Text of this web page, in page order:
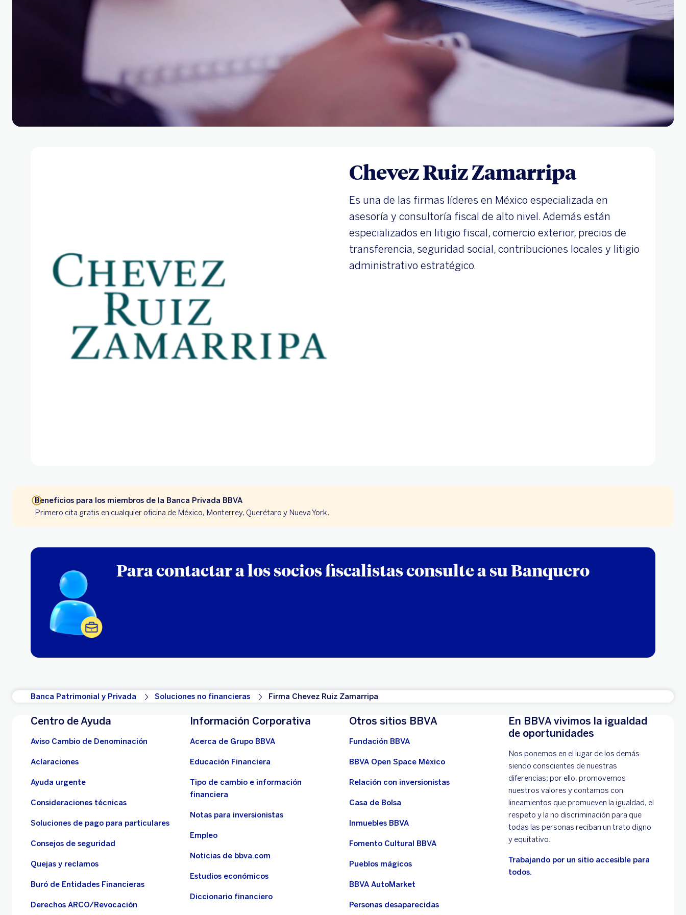
Chevez Ruiz Zamarripa
Es una de las firmas líderes en México especializada en
asesoría y consultoría fiscal de alto nivel. Además están
especializados en litigio fiscal, comercio exterior, precios de
transferencia, seguridad social, contribuciones locales y litigio
administrativo estratégico.
Beneficios para los miembros de la Banca Privada BBVA
Primero cita gratis en cualquier oficina de México, Monterrey, Querétaro y Nueva York.
Para contactar a los socios fiscalistas consulte a su Banquero
Banca Patrimonial y Privada Soluciones no financieras Firma Chevez Ruiz Zamarripa
Centro de Ayuda
Aviso Cambio de Denominación
Aclaraciones
Ayuda urgente
Consideraciones técnicas
Soluciones de pago para particulares
Consejos de seguridad
Quejas y reclamos
Buró de Entidades Financieras
Derechos ARCO/Revocación
Información Corporativa
Acerca de Grupo BBVA
Educación Financiera
Tipo de cambio e información
financiera
Notas para inversionistas
Empleo
Noticias de bbva.com
Estudios económicos
Diccionario financiero
Otros sitios BBVA
Fundación BBVA
BBVA Open Space México
Relación con inversionistas
Casa de Bolsa
Inmuebles BBVA
Fomento Cultural BBVA
Pueblos mágicos
BBVA AutoMarket
Personas desaparecidas
En BBVA vivimos la igualdad
de oportunidades
Nos ponemos en el lugar de los demás
siendo conscientes de nuestras
diferencias; por ello, promovemos
nuestros valores y contamos con
lineamientos que promueven la igualdad, el
respeto y la no discriminación para que
todas las personas reciban un trato digno
y equitativo.
Trabajando por un sitio accesible para
todos.